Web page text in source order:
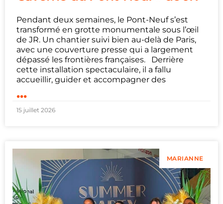
Pendant deux semaines, le Pont-Neuf s’est
transformé en grotte monumentale sous l’œil
de JR. Un chantier suivi bien au-delà de Paris,
avec une couverture presse qui a largement
dépassé les frontières françaises. Derrière
cette installation spectaculaire, il a fallu
accueillir, guider et accompagner des
...
15 juillet 2026
MARIANNE